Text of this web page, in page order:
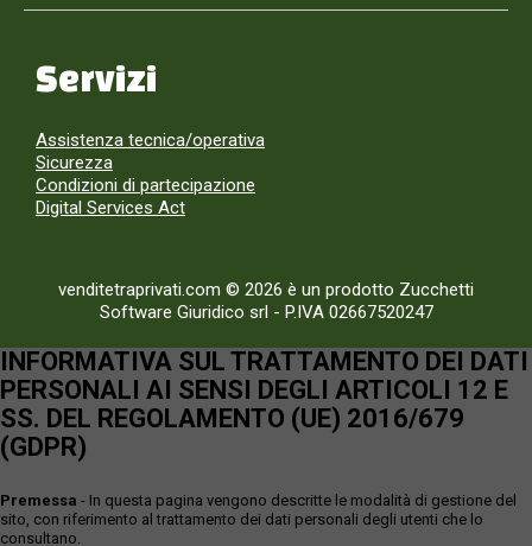
Servizi
Assistenza tecnica/operativa
Sicurezza
Condizioni di partecipazione
Digital Services Act
venditetraprivati.com © 2026 è un prodotto Zucchetti
Software Giuridico srl - P.IVA 02667520247
INFORMATIVA SUL TRATTAMENTO DEI DATI
PERSONALI AI SENSI DEGLI ARTICOLI 12 E
SS. DEL REGOLAMENTO (UE) 2016/679
(GDPR)
Premessa - In questa pagina vengono descritte le modalità di gestione del
sito, con riferimento al trattamento dei dati personali degli utenti che lo
consultano.